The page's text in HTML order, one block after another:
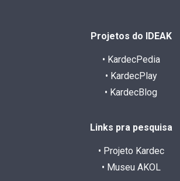
Projetos do IDEAK
• KardecPedia
• KardecPlay
• KardecBlog
Links pra pesquisa
• Projeto Kardec
• Museu AKOL